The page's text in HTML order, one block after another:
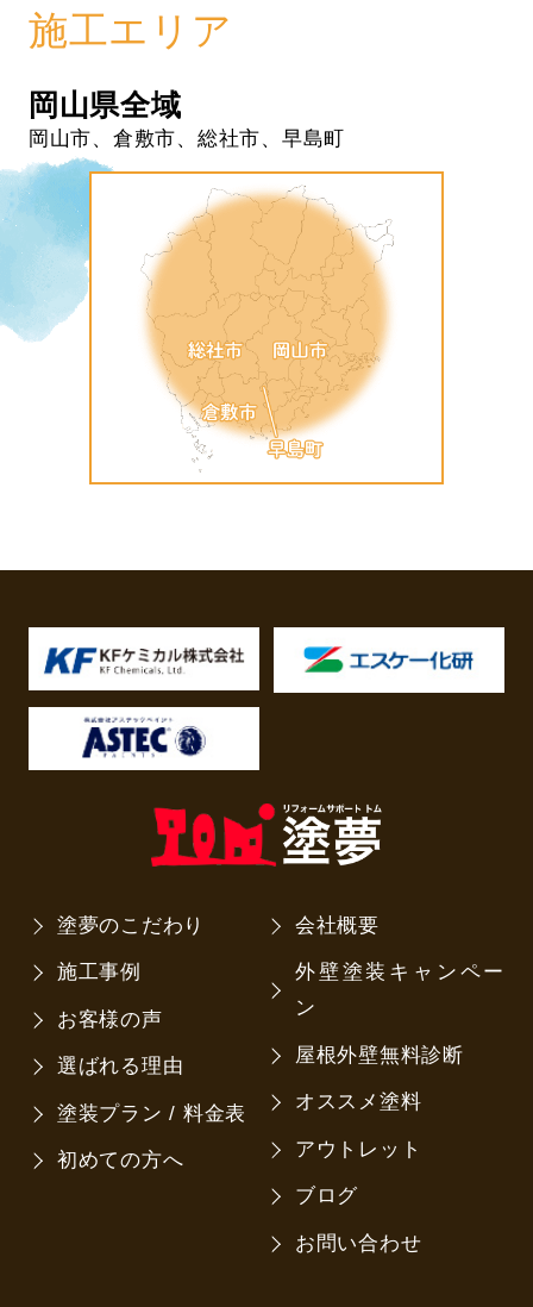
施工エリア
岡山県全域
岡山市、倉敷市、総社市、早島町
塗夢のこだわり
施工事例
お客様の声
選ばれる理由
塗装プラン / 料金表
初めての方へ
会社概要
外壁塗装キャンペー
ン
屋根外壁無料診断
オススメ塗料
アウトレット
ブログ
お問い合わせ